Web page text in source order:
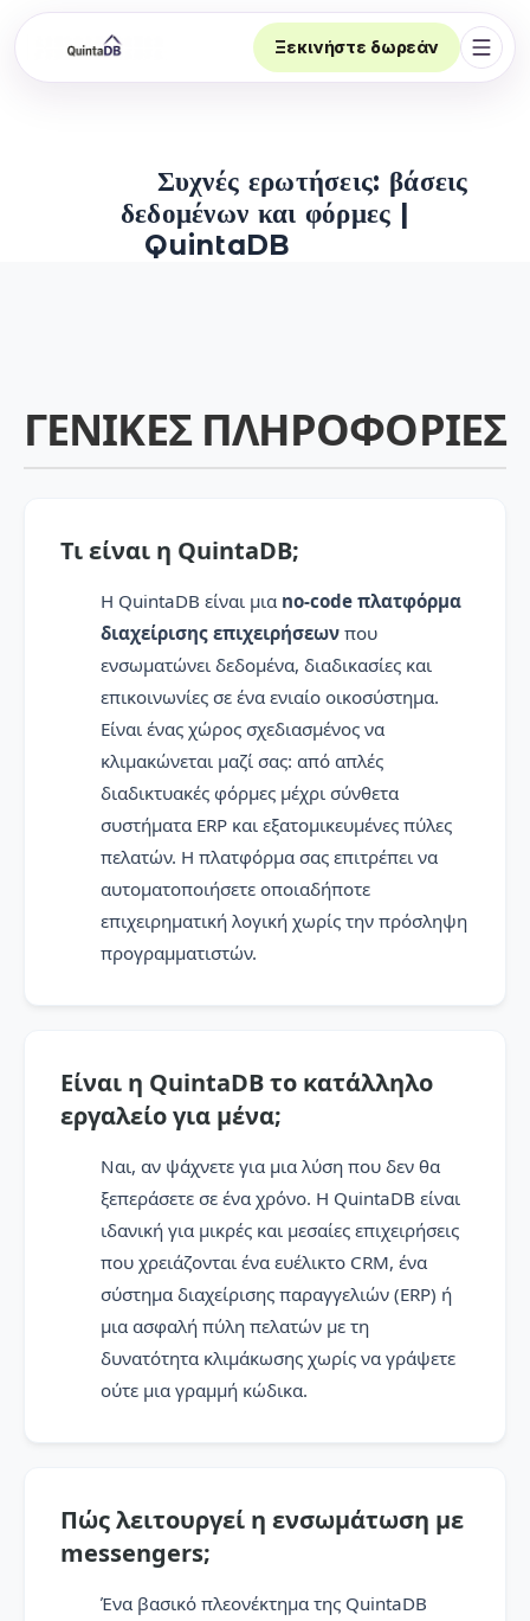
Ξεκινήστε δωρεάν
Συχνές ερωτήσεις: βάσεις
δεδομένων και φόρμες |
QuintaDB
ΓΕΝΙΚΈΣ ΠΛΗΡΟΦΟΡΊΕΣ
Τι είναι η QuintaDB;
Η QuintaDB είναι μια no-code πλατφόρμα
διαχείρισης επιχειρήσεων που
ενσωματώνει δεδομένα, διαδικασίες και
επικοινωνίες σε ένα ενιαίο οικοσύστημα.
Είναι ένας χώρος σχεδιασμένος να
κλιμακώνεται μαζί σας: από απλές
διαδικτυακές φόρμες μέχρι σύνθετα
συστήματα ERP και εξατομικευμένες πύλες
πελατών. Η πλατφόρμα σας επιτρέπει να
αυτοματοποιήσετε οποιαδήποτε
επιχειρηματική λογική χωρίς την πρόσληψη
προγραμματιστών.
Είναι η QuintaDB το κατάλληλο
εργαλείο για μένα;
Ναι, αν ψάχνετε για μια λύση που δεν θα
ξεπεράσετε σε ένα χρόνο. Η QuintaDB είναι
ιδανική για μικρές και μεσαίες επιχειρήσεις
που χρειάζονται ένα ευέλικτο CRM, ένα
σύστημα διαχείρισης παραγγελιών (ERP) ή
μια ασφαλή πύλη πελατών με τη
δυνατότητα κλιμάκωσης χωρίς να γράψετε
ούτε μια γραμμή κώδικα.
Πώς λειτουργεί η ενσωμάτωση με
messengers;
Ένα βασικό πλεονέκτημα της QuintaDB